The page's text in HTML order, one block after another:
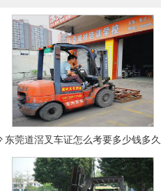
东莞道滘叉车证怎么考要多少钱多久
拿证